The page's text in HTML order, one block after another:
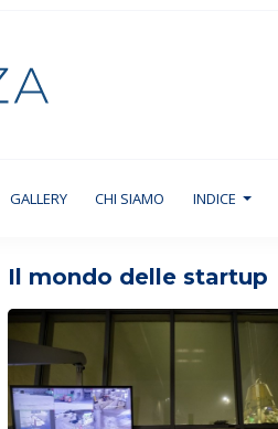
GALLERY CHI SIAMO INDICE
Il mondo delle startup